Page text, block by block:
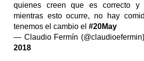
quienes creen que es correcto y
mientras esto ocurre, no hay
tenemos el cambio el #20May
— Claudio Fermín
2018